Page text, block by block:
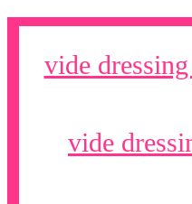
vide
vide